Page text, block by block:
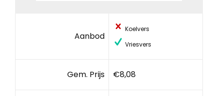
Aanbod
Koelvers
Vriesvers
Gem. Prijs €8,08